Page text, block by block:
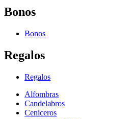
Bonos
Bonos
Regalos
Regalos
Alfombras
Candelabros
Ceniceros